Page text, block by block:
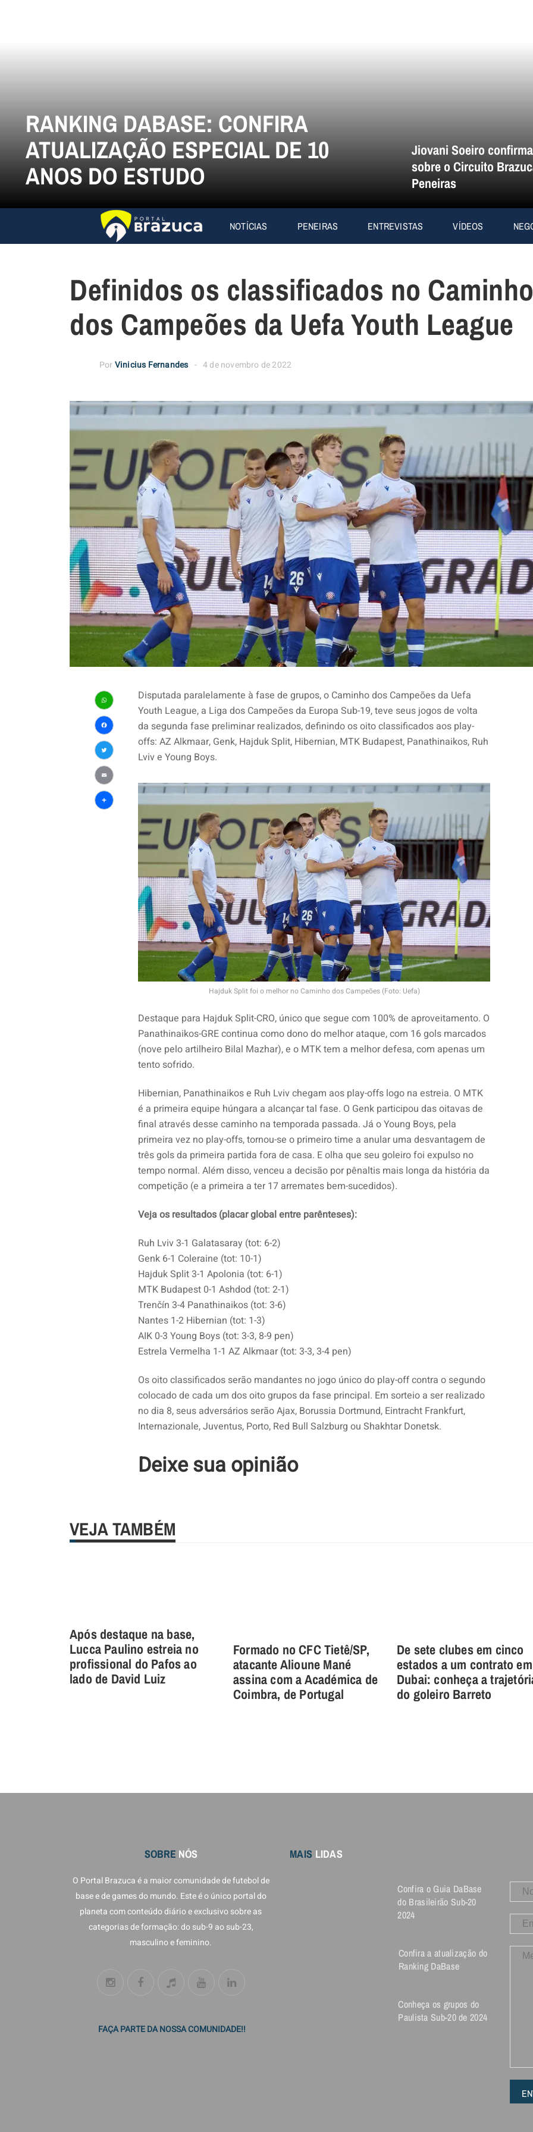
RANKING DABASE: CONFIRA
ATUALIZAÇÃO ESPECIAL DE 10
ANOS DO ESTUDO
Jiovani Soeiro
sobre o Circuito
Peneiras
NOTÍCIAS PENEIRAS ENTREVISTAS VÍDEOS
Definidos os classificados no
dos Campeões da Uefa Youth League
PorVinicius Fernandes 4 de novembro de 2022
WhatsApp
Facebook
Twitter
Email
Share
Disputada paralelamente à fase de grupos, o Caminho dos Campeões da Uefa
Youth League, a Liga dos Campeões da Europa Sub-19, teve seus jogos de volta
da segunda fase preliminar realizados, definindo os oito classificados aos play-
offs: AZ Alkmaar, Genk, Hajduk Split, Hibernian, MTK Budapest, Panathinaikos, Ruh
Lviv e Young Boys.
Hajduk Split foi o melhor no Caminho dos Campeões (Foto: Uefa)
Destaque para Hajduk Split-CRO, único que segue com 100% de aproveitamento. O
Panathinaikos-GRE continua como dono do melhor ataque, com 16 gols marcados
(nove pelo artilheiro Bilal Mazhar), e o MTK tem a melhor defesa, com apenas um
tento sofrido.
Hibernian, Panathinaikos e Ruh Lviv chegam aos play-offs logo na estreia. O MTK
é a primeira equipe húngara a alcançar tal fase. O Genk participou das oitavas de
final através desse caminho na temporada passada. Já o Young Boys, pela
primeira vez no play-offs, tornou-se o primeiro time a anular uma desvantagem de
três gols da primeira partida fora de casa. E olha que seu goleiro foi expulso no
tempo normal. Além disso, venceu a decisão por pênaltis mais longa da história da
competição (e a primeira a ter 17 arremates bem-sucedidos).
Veja os resultados (placar global entre parênteses):
Ruh Lviv 3-1 Galatasaray (tot: 6-2)
Genk 6-1 Coleraine (tot: 10-1)
Hajduk Split 3-1 Apolonia (tot: 6-1)
MTK Budapest 0-1 Ashdod (tot: 2-1)
Trenčín 3-4 Panathinaikos (tot: 3-6)
Nantes 1-2 Hibernian (tot: 1-3)
AIK 0-3 Young Boys (tot: 3-3, 8-9 pen)
Estrela Vermelha 1-1 AZ Alkmaar (tot: 3-3, 3-4 pen)
Os oito classificados serão mandantes no jogo único do play-off contra o segundo
colocado de cada um dos oito grupos da fase principal. Em sorteio a ser realizado
no dia 8, seus adversários serão Ajax, Borussia Dortmund, Eintracht Frankfurt,
Internazionale, Juventus, Porto, Red Bull Salzburg ou Shakhtar Donetsk.
Deixe sua opinião
VEJA TAMBÉM
Após destaque na base,
Lucca Paulino estreia no
profissional do Pafos ao
lado de David Luiz
Formado no CFC Tietê/SP,
atacante Alioune Mané
assina com a Académica de
Coimbra, de Portugal
De sete clubes em cinco
estados a um contrato em
Dubai: conheça a
do goleiro Barreto
SOBRE NÓS
O Portal Brazuca é a maior comunidade de futebol de
base e de games do mundo. Este é o único portal do
planeta com conteúdo diário e exclusivo sobre as
categorias de formação: do sub-9 ao sub-23,
masculino e feminino.
FAÇA PARTE DA NOSSA COMUNIDADE!!
MAIS LIDAS
Confira o Guia DaBase
do Brasileirão Sub-20
2024
Confira a atualização do
Ranking DaBase
Conheça os grupos do
Paulista Sub-20 de 2024